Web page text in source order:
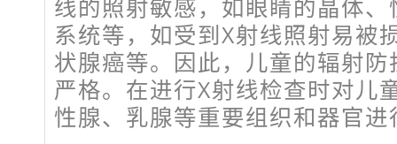
线的照射敏感，如眼睛的晶体
系统等，如受到X射线照射易被
状腺癌等。因此，儿童的辐射
严格。在进行X射线检查时对儿
性腺、乳腺等重要组织和器官